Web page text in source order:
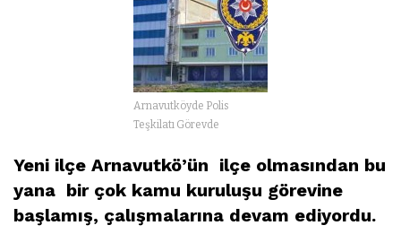
Arnavutköyde Polis
Teşkilatı Görevde
Yeni ilçe Arnavutkö’ün ilçe olmasından bu
yana bir çok kamu kuruluşu görevine
başlamış, çalışmalarına devam ediyordu.